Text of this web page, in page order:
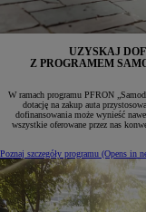
UZYSKAJ
Z PROGRAMEM
W ramach programu PFRON
dotację na zakup auta
dofinansowania może wynieść
wszystkie oferowane przez nas
Poznaj szczegóły programu (Opens in